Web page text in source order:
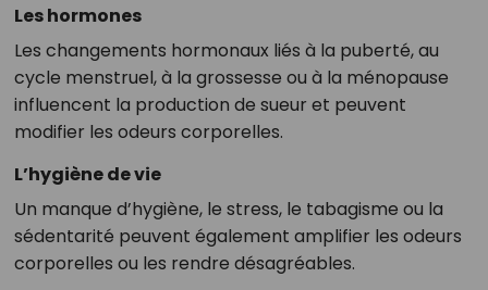
Les hormones
Les changements hormonaux liés à la puberté, au
cycle menstruel, à la grossesse ou à la ménopause
influencent la production de sueur et peuvent
modifier les odeurs corporelles.
L’hygiène de vie
Un manque d’hygiène, le stress, le tabagisme ou la
sédentarité peuvent également amplifier les odeurs
corporelles ou les rendre désagréables.